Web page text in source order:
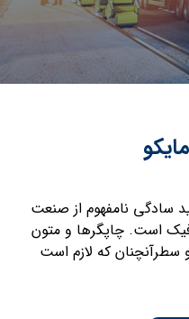
سادگی نامفهوم از صنعت
است. چاپگرها و متون
سطرآنچنان که لازم است